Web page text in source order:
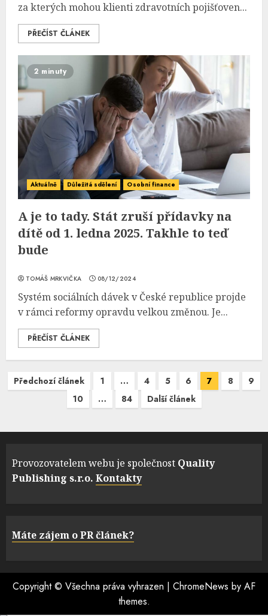
za kterých mohou klienti zdravotních pojišťoven...
PŘEČÍST ČLÁNEK
2 minuty
Aktuálně Důležitá sdělení Osobní finance
A je to tady. Stát zruší přídavky na
dítě od 1. ledna 2025. Takhle to teď
bude
TOMÁŠ MRKVIČKA 08/12/2024
Systém sociálních dávek v České republice projde
v rámci reformy opravdu velkou změnou. Je...
PŘEČÍST ČLÁNEK
Navigace
Předchozí článek 1 … 4 5 6 7 8
9
10
… 84 Další článek
Provozovatelem webu je společnost Quality
Publishing s.r.o. Kontakty
Máte zájem o PR článek?
Copyright © Všechna práva vyhrazen | ChromeNews by AF
themes.